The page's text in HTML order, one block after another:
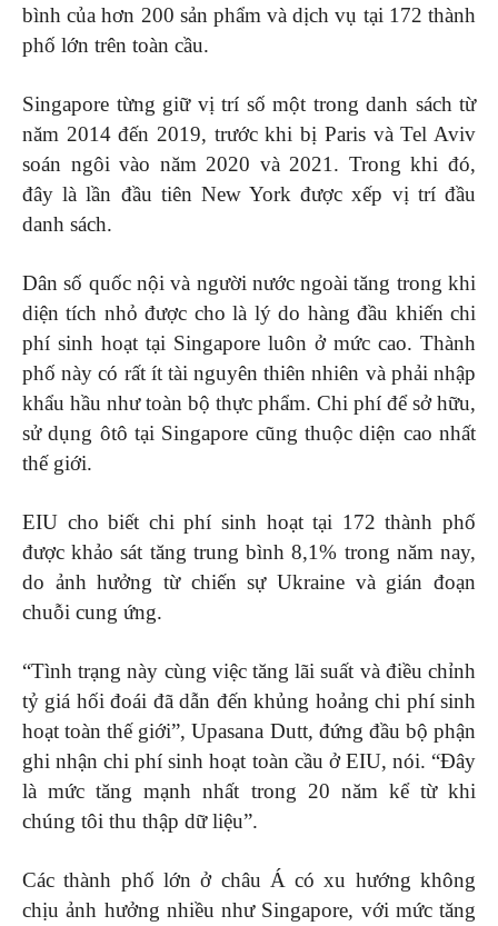
bình của hơn 200 sản phẩm và dịch vụ tại 172 thành
phố lớn trên toàn cầu.
Singapore từng giữ vị trí số một trong danh sách từ
năm 2014 đến 2019, trước khi bị Paris và Tel Aviv
soán ngôi vào năm 2020 và 2021. Trong khi đó,
đây là lần đầu tiên New York được xếp vị trí đầu
danh sách.
Dân số quốc nội và người nước ngoài tăng trong khi
diện tích nhỏ được cho là lý do hàng đầu khiến chi
phí sinh hoạt tại Singapore luôn ở mức cao. Thành
phố này có rất ít tài nguyên thiên nhiên và phải nhập
khẩu hầu như toàn bộ thực phẩm. Chi phí để sở hữu,
sử dụng ôtô tại Singapore cũng thuộc diện cao nhất
thế giới.
EIU cho biết chi phí sinh hoạt tại 172 thành phố
được khảo sát tăng trung bình 8,1% trong năm nay,
do ảnh hưởng từ chiến sự Ukraine và gián đoạn
chuỗi cung ứng.
“Tình trạng này cùng việc tăng lãi suất và điều chỉnh
tỷ giá hối đoái đã dẫn đến khủng hoảng chi phí sinh
hoạt toàn thế giới”, Upasana Dutt, đứng đầu bộ phận
ghi nhận chi phí sinh hoạt toàn cầu ở EIU, nói. “Đây
là mức tăng mạnh nhất trong 20 năm kể từ khi
chúng tôi thu thập dữ liệu”.
Các thành phố lớn ở châu Á có xu hướng không
chịu ảnh hưởng nhiều như Singapore, với mức tăng